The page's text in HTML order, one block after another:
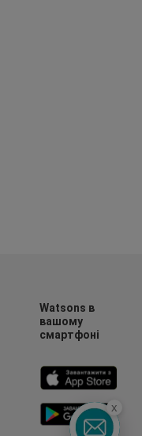
Watsons в
вашому
смартфоні
x